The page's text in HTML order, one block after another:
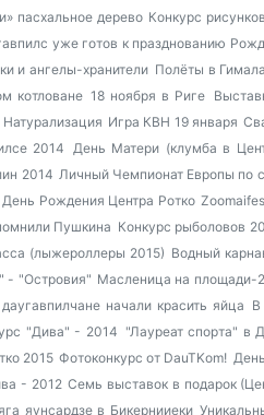
пасхальное дерево Конкурс
уже готов к празднованию
и ангелы-хранители Полёты в
котловане 18 ноября в Риге
Натурализация Игра КВН 19 января
2014 День Матери (клумба в
2014 Личный Чемпионат Европы по
День Рождения Центра Ротко
Пушкина Конкурс рыболовов
(лыжероллеры 2015) Водный
- "Островия" Масленица на площади-2
начали красить яйца В
"Дива" - 2014 "Лауреат спорта" в
2015 Фотоконкурс от DauTKom!
- 2012 Семь выставок в подарок
яунсардзе в Бикернииеки